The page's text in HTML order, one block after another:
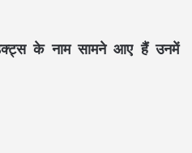
के नाम सामने आए हैं उनमें